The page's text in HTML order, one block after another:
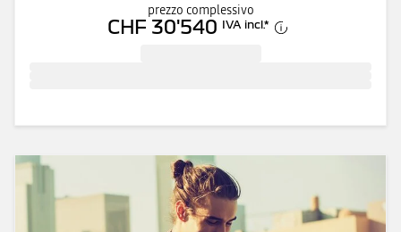
prezzo complessivo
CHF 30'540 IVA incl.*